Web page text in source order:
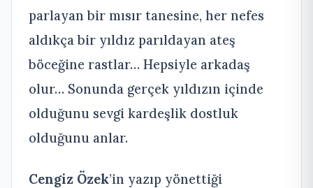
parlayan bir mısır tanesine, her nefes
aldıkça bir yıldız parıldayan ateş
böceğine rastlar… Hepsiyle arkadaş
olur… Sonunda gerçek yıldızın içinde
olduğunu sevgi kardeşlik dostluk
olduğunu anlar.
Cengiz Özek’in yazıp yönettiği